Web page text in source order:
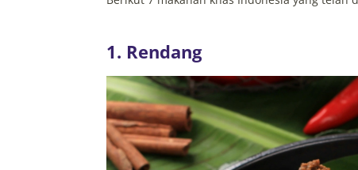
1. Rendang